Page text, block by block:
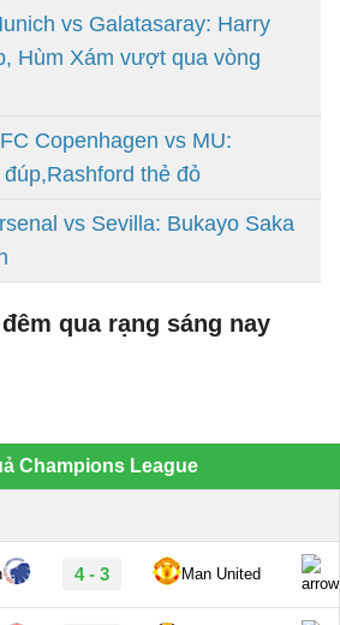
vs Galatasaray: Harry
Hùm Xám vượt qua vòng
Copenhagen vs MU:
thẻ đỏ
vs Sevilla: Bukayo Saka
qua rạng sáng nay